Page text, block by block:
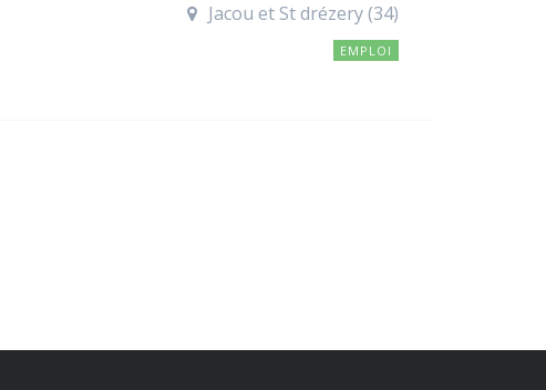
Jacou et St drézery (34)
EMPLOI